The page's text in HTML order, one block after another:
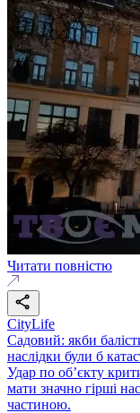
Читати повністю
CityLife
Садовий: якби
наслідки були б
Удар по об’єкту
мати значно гірші
частиною.